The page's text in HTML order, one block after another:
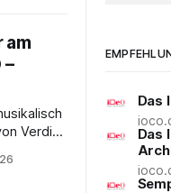
am
–
Verdis
Das
Das